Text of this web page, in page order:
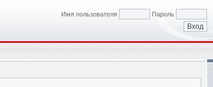
Имя пользователя Пароль